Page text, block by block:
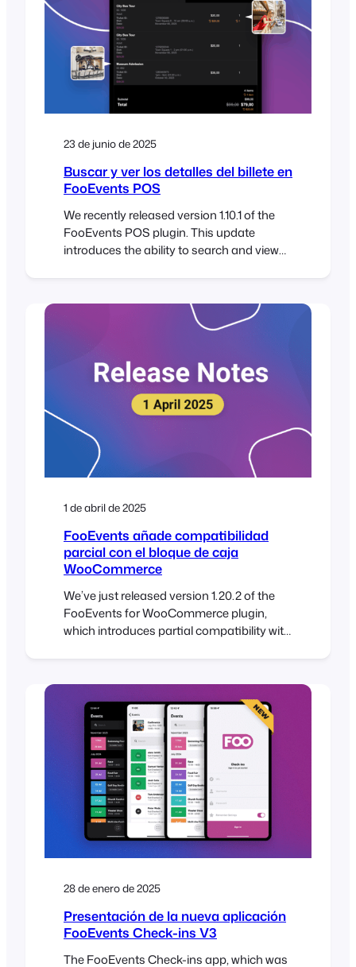
23 de junio de 2025
Buscar y ver los detalles del billete en
FooEvents POS
We recently released version 1.10.1 of the
FooEvents POS plugin. This update
introduces the ability to search and view
Here’s how this will help you better
manage your events: Whether you’re
1 de abril de 2025
FooEvents añade compatibilidad
parcial con el bloque de caja
WooCommerce
We’ve just released version 1.20.2 of the
FooEvents for WooCommerce plugin,
which introduces partial compatibility with
update, please ensure all your installed
FooEvents extensions are also updated to
their latest versions. This update makes it
possible to use the new WooCommerce
Checkout…
28 de enero de 2025
Presentación de la nueva aplicación
FooEvents Check-ins V3
The FooEvents Check-ins app, which was